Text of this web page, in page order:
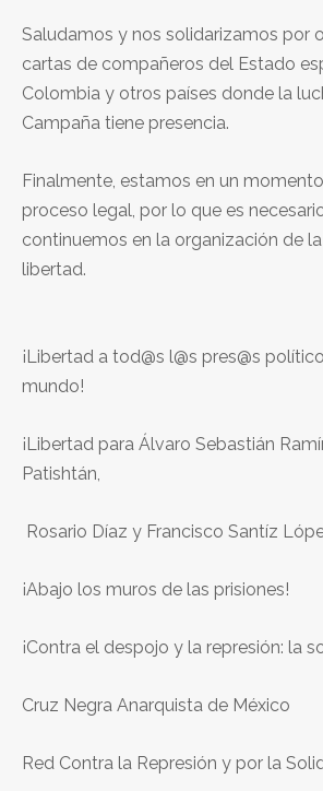
Saludamos y nos solidarizamos por
cartas de compañeros del Estado
Colombia y otros países donde la
Campaña tiene presencia.
Finalmente, estamos en un
proceso legal, por lo que es
continuemos en la organización de
libertad.
¡Libertad a tod@s l@s pres@s
mundo!
¡Libertad para Álvaro Sebastián
Patishtán,
Rosario Díaz y Francisco Santíz
¡Abajo los muros de las prisiones!
¡Contra el despojo y la represión: la
Cruz Negra Anarquista de México
Red Contra la Represión y por la